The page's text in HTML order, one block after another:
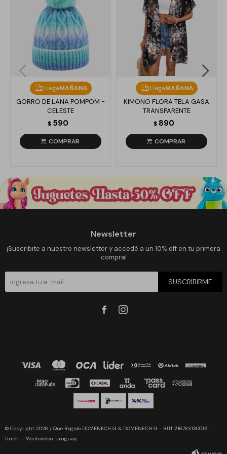
LlegaMAÑANA
GORRO DE LANA POMPOM -
CELESTE
$ 590
LlegaMAÑANA
KIMONO FLORA TELA GASA
TRANSPARENTE
$ 890
Newsletter
¡Suscribite a nuestro newsletter y accedé a un 10% off en tu primera
compra!
SUSCRIBIRME
 
© Copyright 2026 / Que Regalo DOMENECH G & DOMENECH G - RUT 216763130019 -
Unión - Montevideo, Uruguay